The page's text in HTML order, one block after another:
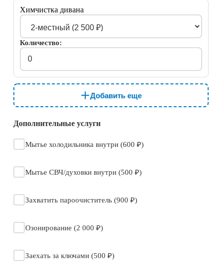
Химчистка дивана
Количество:
Добавить еще
Дополнительные услуги
Мытье холодильника внутри (600 ₽)
Мытье СВЧ/духовки внутри (500 ₽)
Захватить пароочиститель (900 ₽)
Озонирование (2 000 ₽)
Заехать за ключами (500 ₽)